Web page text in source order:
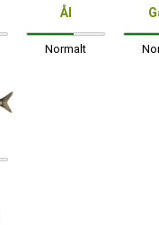
Ål
Normalt